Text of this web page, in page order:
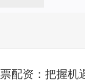
配资：把握机